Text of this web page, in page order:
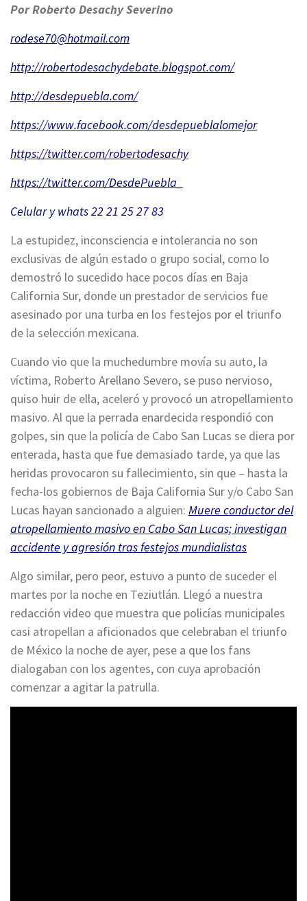
Por Roberto Desachy Severino
rodese70@hotmail.com
http://robertodesachydebate.blogspot.com/
http://desdepuebla.com/
https://www.facebook.com/desdepueblalomejor
https://twitter.com/robertodesachy
https://twitter.com/DesdePuebla
Celular y whats 22 21 25 27 83
La estupidez, inconsciencia e intolerancia no son
exclusivas de algún estado o grupo social, como lo
demostró lo sucedido hace pocos días en Baja
California Sur, donde un prestador de servicios fue
asesinado por una turba en los festejos por el triunfo
de la selección mexicana.
Cuando vio que la muchedumbre movía su auto, la
víctima, Roberto Arellano Severo, se puso nervioso,
quiso huir de ella, aceleró y provocó un atropellamiento
masivo. Al que la perrada enardecida respondió con
golpes, sin que la policía de Cabo San Lucas se diera por
enterada, hasta que fue demasiado tarde, ya que las
heridas provocaron su fallecimiento, sin que – hasta la
fecha-los gobiernos de Baja California Sur y/o Cabo San
Lucas hayan sancionado a alguien: Muere conductor del
atropellamiento masivo en Cabo San Lucas; investigan
accidente y agresión tras festejos mundialistas
Algo similar, pero peor, estuvo a punto de suceder el
martes por la noche en Teziutlán. Llegó a nuestra
redacción video que muestra que policías municipales
casi atropellan a aficionados que celebraban el triunfo
de México la noche de ayer, pese a que los fans
dialogaban con los agentes, con cuya aprobación
comenzar a agitar la patrulla.